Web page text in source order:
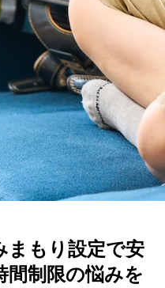
まもり設定で安
間制限の悩みを